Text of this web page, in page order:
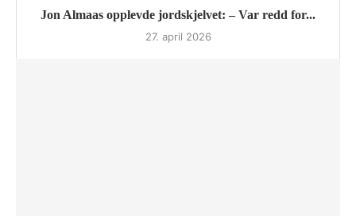
Jon Almaas opplevde jordskjelvet: – Var redd for...
27. april 2026